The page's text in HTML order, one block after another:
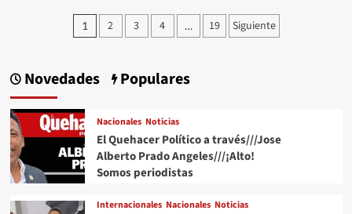
Brugada
, ampliará
del
Metro
Metrobús
para
conectar
ambas
entidades, y
Paginación
entradas
1 2 3 4 … 19 Siguiente
Novedades Populares
Nacionales Noticias
El Quehacer Político a través///Jose
Alberto Prado Angeles///¡Alto!
Somos periodistas
Internacionales Nacionales Noticias